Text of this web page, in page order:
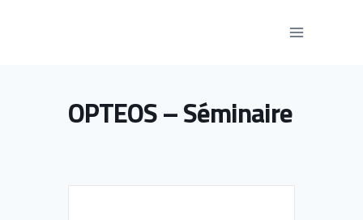
OPTEOS – Séminaire